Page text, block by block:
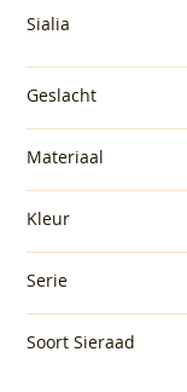
Sialia
Geslacht
Materiaal
Kleur
Serie
Soort Sieraad